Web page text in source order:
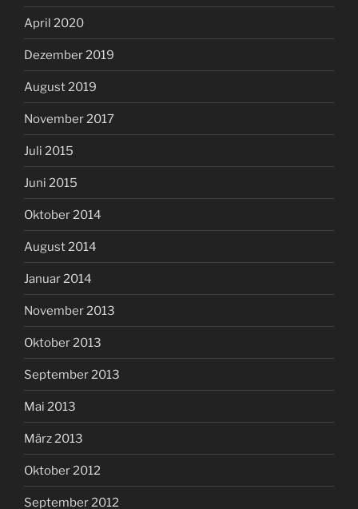
April 2020
Dezember 2019
August 2019
November 2017
Juli 2015
Juni 2015
Oktober 2014
August 2014
Januar 2014
November 2013
Oktober 2013
September 2013
Mai 2013
März 2013
Oktober 2012
September 2012